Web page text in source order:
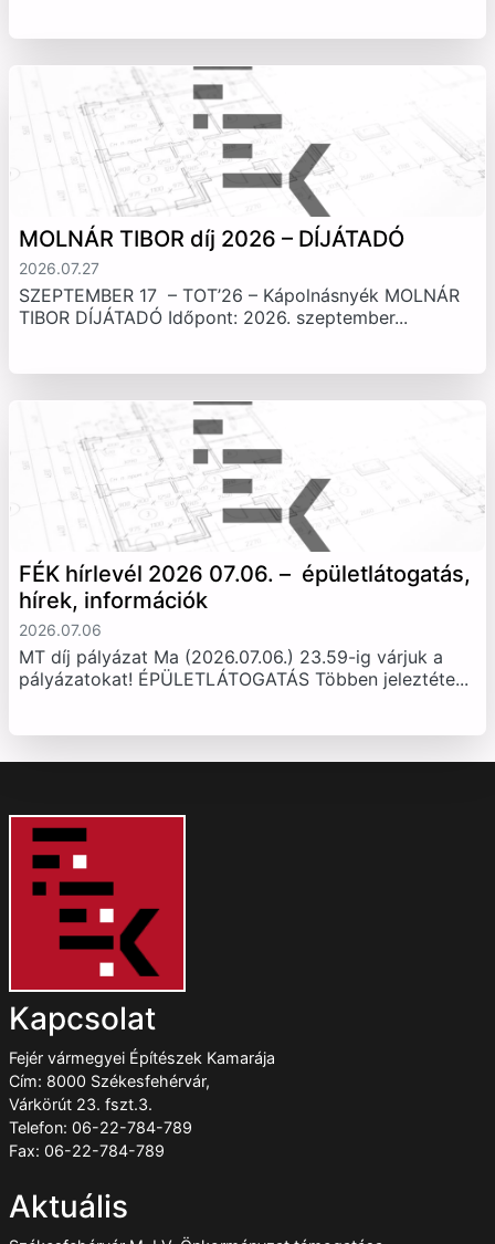
MOLNÁR TIBOR díj 2026 – DÍJÁTADÓ
2026.07.27
SZEPTEMBER 17 – TOT’26 – Kápolnásnyék MOLNÁR
TIBOR DÍJÁTADÓ Időpont: 2026. szeptember...
FÉK hírlevél 2026 07.06. – épületlátogatás,
hírek, információk
2026.07.06
MT díj pályázat Ma (2026.07.06.) 23.59-ig várjuk a
pályázatokat! ÉPÜLETLÁTOGATÁS Többen jeleztéte...
Kapcsolat
Fejér vármegyei Építészek Kamarája
Cím: 8000 Székesfehérvár,
Várkörút 23. fszt.3.
Telefon: 06-22-784-789
Fax: 06-22-784-789
Aktuális